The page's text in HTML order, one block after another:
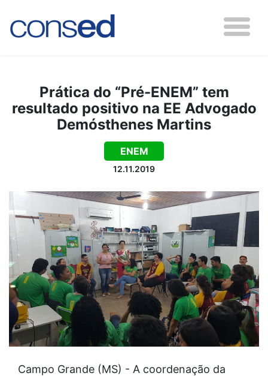
Prática do “Pré-ENEM” tem
resultado positivo na EE Advogado
Demósthenes Martins
ENEM
12.11.2019
Campo Grande (MS) - A coordenação da